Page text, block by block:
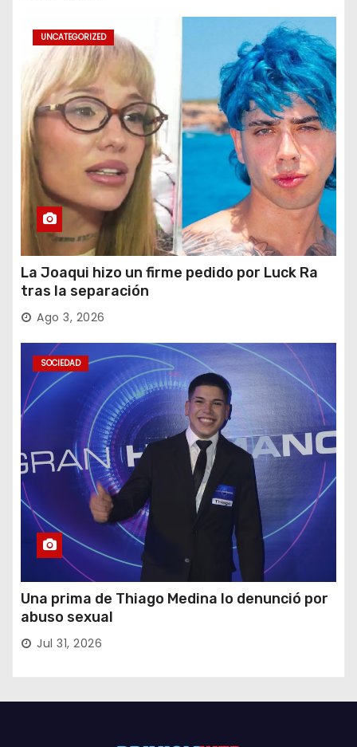
UNCATEGORIZED
La Joaqui hizo un firme pedido por Luck Ra
tras la separación
Ago 3, 2026
SOCIEDAD
Una prima de Thiago Medina lo denunció por
abuso sexual
Jul 31, 2026